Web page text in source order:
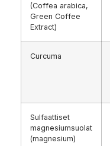
(Coffea arabica,
Green Coffee
Extract)
Curcuma
Sulfaattiset
magnesiumsuolat
(magnesium)